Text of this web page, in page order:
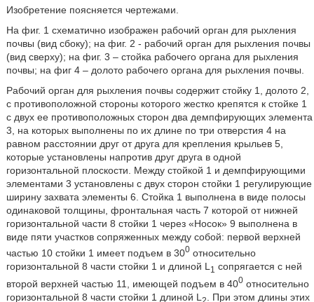
Изобретение поясняется чертежами.
На фиг. 1 схематично изображен рабочий орган для рыхления
почвы (вид сбоку); на фиг. 2 - рабочий орган для рыхления почвы
(вид сверху); на фиг. 3 – стойка рабочего органа для рыхления
почвы; на фиг 4 – долото рабочего органа для рыхления почвы.
Рабочий орган для рыхления почвы содержит стойку 1, долото 2,
с противоположной стороны которого жестко крепятся к стойке 1
с двух ее противоположных сторон два демпфирующих элемента
3, на которых выполнены по их длине по три отверстия 4 на
равном расстоянии друг от друга для крепления крыльев 5,
которые установлены напротив друг друга в одной
горизонтальной плоскости. Между стойкой 1 и демпфирующими
элементами 3 установлены с двух сторон стойки 1 регулирующие
ширину захвата элементы 6. Стойка 1 выполнена в виде полосы
одинаковой толщины, фронтальная часть 7 которой от нижней
горизонтальной части 8 стойки 1 через «Носок» 9 выполнена в
виде пяти участков сопряженных между собой: первой верхней
частью 10 стойки 1 имеет подъем в 300относительно
горизонтальной 8 части стойки 1 и длиной L 1 сопрягается с ней
второй верхней частью 11, имеющей подъем в 400относительно
горизонтальной 8 части стойки 1 длиной L 2 . При этом длины этих